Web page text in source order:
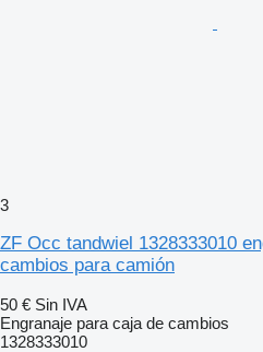
3
ZF Occ tandwiel 1328333010
cambios para camión
50 € Sin IVA
Engranaje para caja de cambios
1328333010